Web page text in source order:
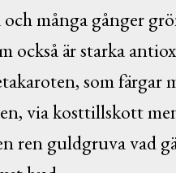
många gånger
också är starka
som färgar
via kosttillskott
ren guldgruva vad